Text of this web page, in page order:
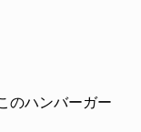
のハンバーガー